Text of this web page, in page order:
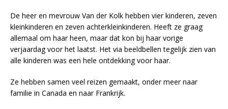
De heer en mevrouw Van der Kolk hebben vier kinderen, zeven
kleinkinderen en zeven achterkleinkinderen. Heeft ze graag
allemaal om haar heen, maar dat kon bij haar vorige
verjaardag voor het laatst. Het via beeldbellen tegelijk zien van
alle kinderen was een hele ontdekking voor haar.
Ze hebben samen veel reizen gemaakt, onder meer naar
familie in Canada en naar Frankrijk.